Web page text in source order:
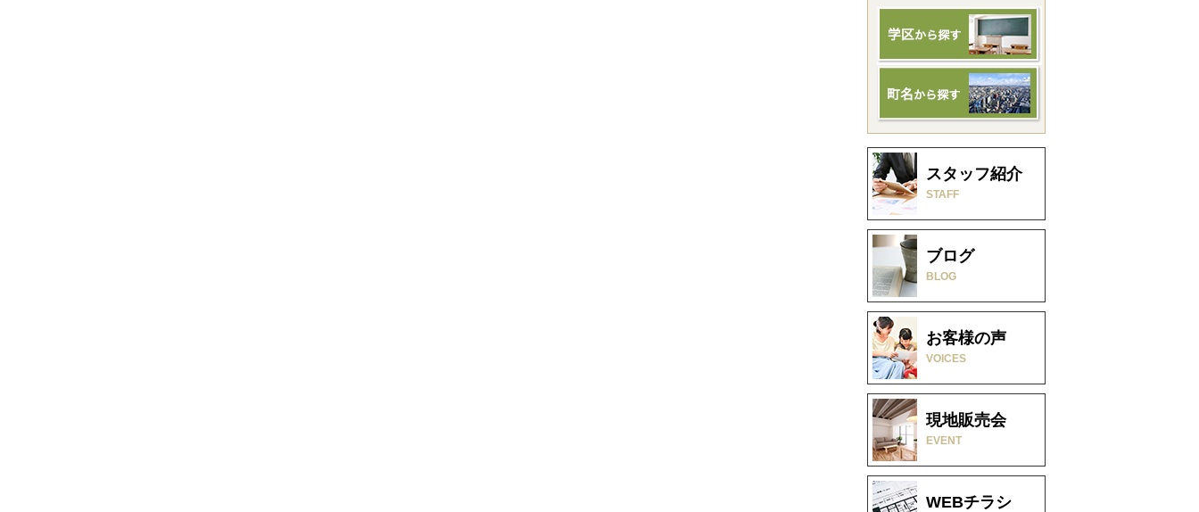
スタッフ紹介
STAFF
ブログ
BLOG
お客様の声
VOICES
現地販売会
EVENT
WEBチラシ